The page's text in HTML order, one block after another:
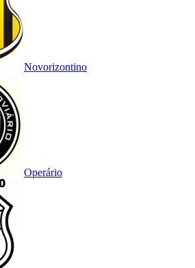
Novorizontino
Operário